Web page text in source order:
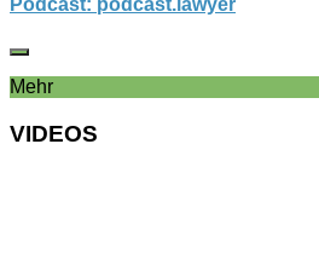
Podcast: podcast.lawyer
Mehr
VIDEOS